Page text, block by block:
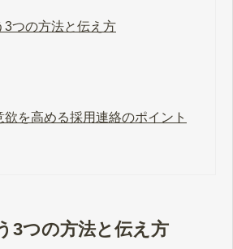
3つの方法と伝え方
を高める採用連絡のポイント
3つの方法と伝え方